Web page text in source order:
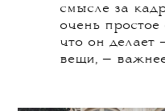
смысле за
очень простое
что он делает
вещи, —